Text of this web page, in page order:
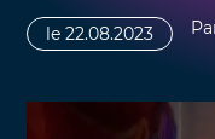
le 22.08.2023